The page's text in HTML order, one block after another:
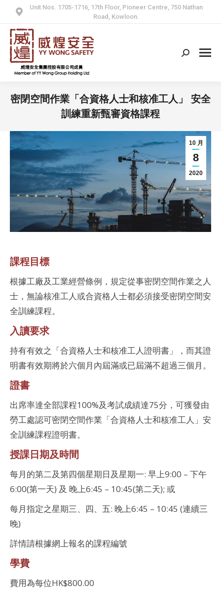
Unit Nos. 1705-1716, 17th Floor, Pioneer Centre, 750 Nathan
Road, Kowloon.
Search:
密閉空間作業「合資格人士和核准工人」 安全
訓練重新甄審資格課程
10 月
8
2020
課程目標
根據工廠及工業經營條例，規定從事密閉空間作業之人
士，無論核准工人或合資格人士都必須接受密閉空間安
全訓練課程。
入讀要求
持有有效之「合資格人士和核准工人證明書」，而其證
明書有效期將於六個月內屆滿或已屆滿不超過三個月。
證書
出席率達全部課程100%及考試成績達75分，可獲發由
勞工處認可密閉空間作業「合資格人士和核准工人」安
全訓練課程證明書。
授課日期及時間
每月的第二及第四個星期日及星期一: 早上9:00 – 下午
6:00(第一天) 及 晚上6:45 – 10:45(第二天); 或
每月指定之星期三、四、五: 晚上6:45 – 10:45 (連續三
晚)
詳情請根據網上報名的課程編號
學費
費用為每位HK$800.00